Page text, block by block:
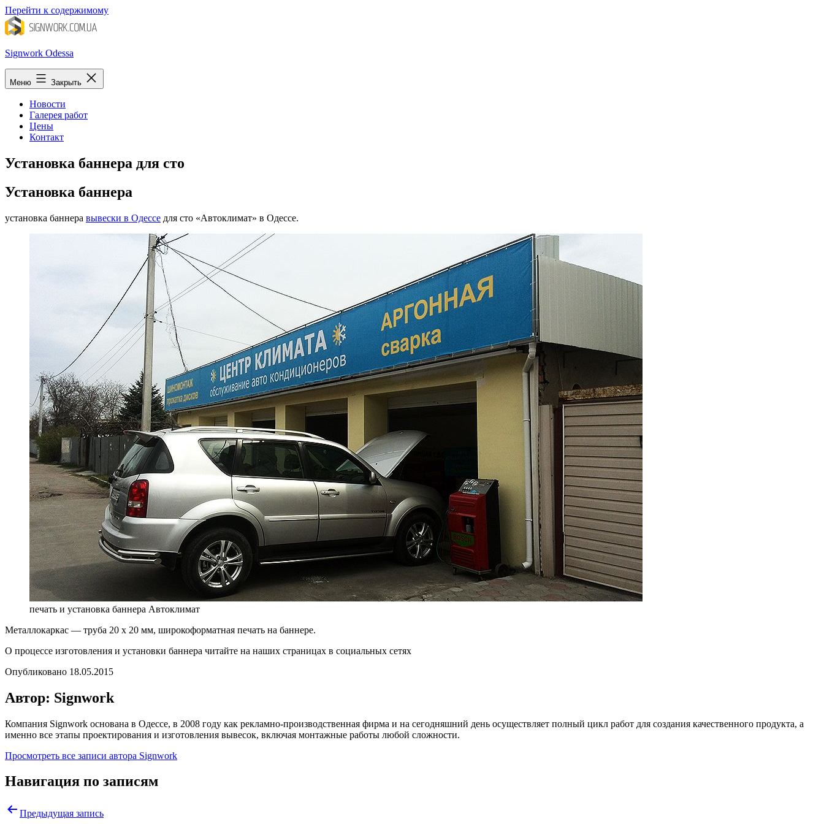
Перейти к содержимому
Signwork Odessa
Меню Закрыть
Новости
Галерея работ
Цены
Контакт
Установка баннера для сто
Установка баннера
установка баннера вывески в Одессе для сто «Автоклимат» в Одессе.
печать и установка баннера Автоклимат
Металлокаркас — труба 20 х 20 мм, широкоформатная печать на баннере.
О процессе изготовления и установки баннера читайте на наших страницах в социальных сетях
Опубликовано 18.05.2015
Автор: Signwork
Компания Signwork основана в Одессе, в 2008 году как рекламно-производственная фирма и на сегодняшний день осуществляет полный цикл работ для создания качественного продукта, а
именно все этапы проектирования и изготовления вывесок, включая монтажные работы любой сложности.
Просмотреть все записи автора Signwork
Навигация по записям
Предыдущая запись